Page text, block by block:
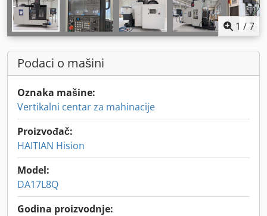
1 /7
Podaci o mašini
Oznaka mašine:
Vertikalni centar za mahinacije
Proizvođač:
HAITIAN Hision
Model:
DA17L8Q
Godina proizvodnje: